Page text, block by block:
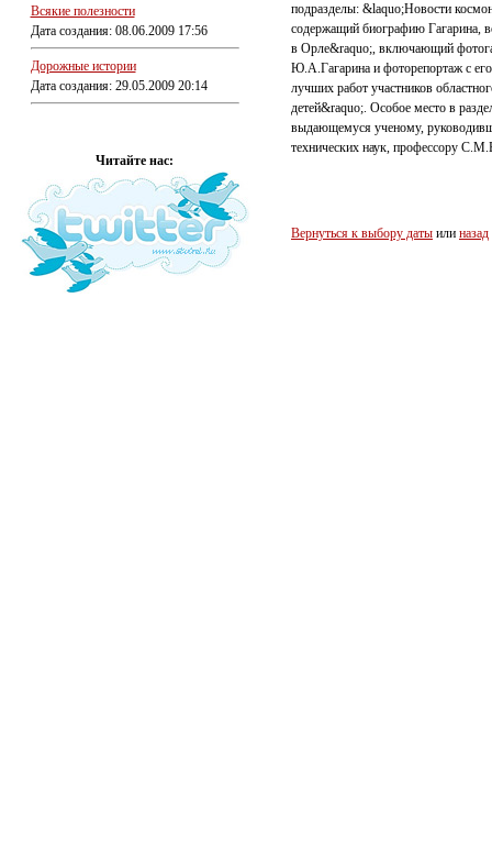
Всякие полезности
Дата создания: 08.06.2009 17:56
Дорожные истории
Дата создания: 29.05.2009 20:14
Читайте нас:
подразделы: &laquo;Новости
содержащий биографию Гагарина,
в Орле&raquo;, включающий
Ю.А.Гагарина и фоторепортаж с
лучших работ участников
детей&raquo;. Особое место в
выдающемуся ученому,
технических наук, профессору
Вернуться к выбору даты или назад